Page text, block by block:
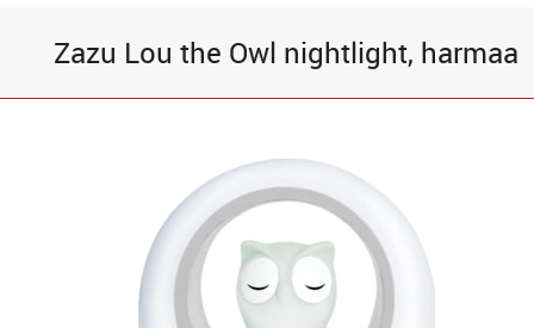
Zazu Lou the Owl nightlight, harmaa